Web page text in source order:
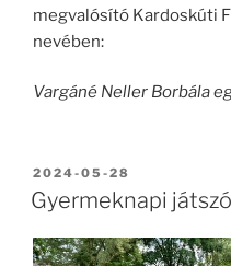
megvalósító Kardoskúti
nevében:
Vargáné Neller Borbála
BEKÜLDVE:
2024-05-28
Gyermeknapi